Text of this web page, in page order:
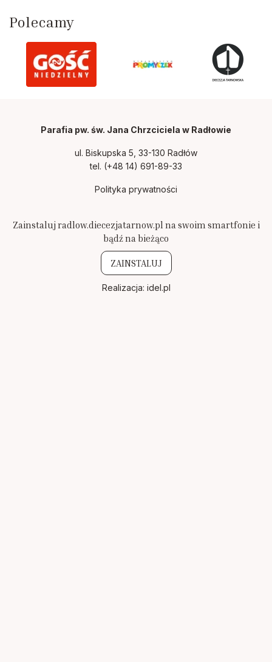
Polecamy
Parafia pw. św. Jana Chrzciciela w Radłowie
ul. Biskupska 5, 33-130 Radłów
tel. (+48 14) 691-89-33
Polityka prywatności
Zainstaluj radlow.diecezjatarnow.pl na swoim smartfonie i
bądź na bieżąco
ZAINSTALUJ
Realizacja: idel.pl